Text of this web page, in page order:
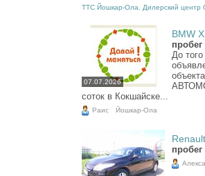
ТТС Йошкар-Ола. Дилерский центр
07.07.2026
BMW
До
соток в Кокшайске...
Раис Йошкар-Ола